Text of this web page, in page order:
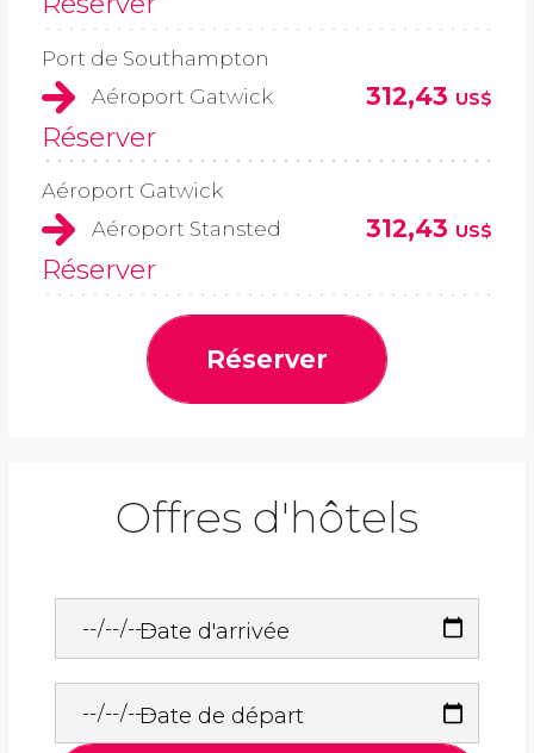
Port de Southampton
Aéroport Gatwick
312,43 US$
Réserver
Aéroport Gatwick
Aéroport Stansted
312,43 US$
Réserver
Réserver
Offres d'hôtels
Date d'arrivée
Date de départ